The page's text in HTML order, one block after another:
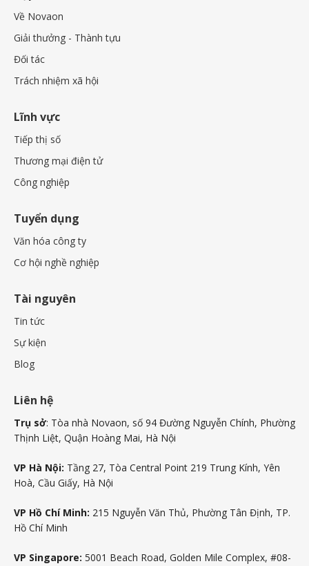
Về Novaon
Giải thưởng - Thành tựu
Đối tác
Trách nhiệm xã hội
Lĩnh vực
Tiếp thị số
Thương mại điện tử
Công nghiệp
Tuyển dụng
Văn hóa công ty
Cơ hội nghề nghiệp
Tài nguyên
Tin tức
Sự kiện
Blog
Liên hệ
Trụ sở: Tòa nhà Novaon, số 94 Đường Nguyễn Chính, Phường
Thịnh Liệt, Quận Hoàng Mai, Hà Nội
VP Hà Nội: Tầng 27, Tòa Central Point 219 Trung Kính, Yên
Hoà, Cầu Giấy, Hà Nội
VP Hồ Chí Minh: 215 Nguyễn Văn Thủ, Phường Tân Định, TP.
Hồ Chí Minh
VP Singapore: 5001 Beach Road, Golden Mile Complex, #08-